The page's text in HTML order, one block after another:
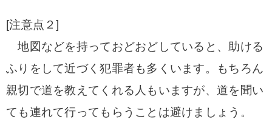
[注意点２]
地図などを持っておどおどしていると、助ける
ふりをして近づく犯罪者も多くいます。もちろん
親切で道を教えてくれる人もいますが、道を聞い
ても連れて行ってもらうことは避けましょう。